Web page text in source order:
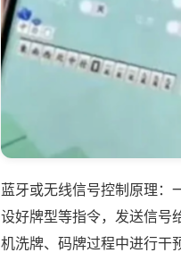
蓝牙或无线信号控制原理：
设好牌型等指令，发送信号
机洗牌、码牌过程中进行干